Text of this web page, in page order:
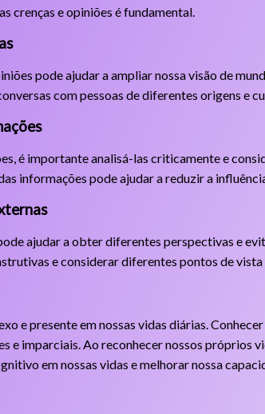
crenças e opiniões é fundamental.
pode ajudar a ampliar nossa visão de
com pessoas de diferentes origens e
é importante analisá-las criticamente e
informações pode ajudar a reduzir a
ajudar a obter diferentes perspectivas e
e considerar diferentes pontos de
e presente em nossas vidas diárias.
e imparciais. Ao reconhecer nossos próprios
em nossas vidas e melhorar nossa